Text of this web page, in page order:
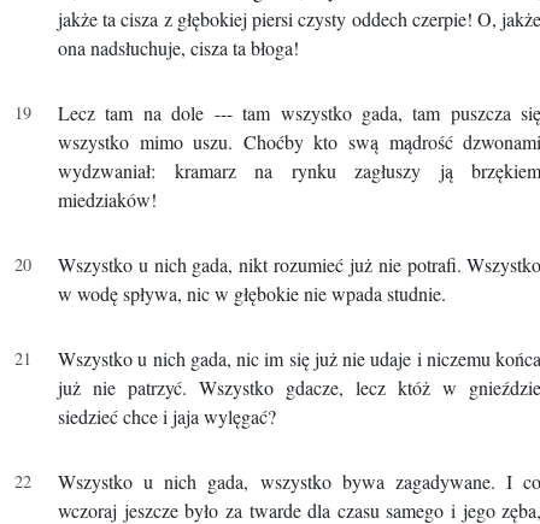
jakże ta cisza z głębokiej piersi czysty oddech czerpie! O,
ona nadsłuchuje, cisza ta błoga!
Lecz tam na dole --- tam wszystko gada, tam puszcza
wszystko mimo uszu. Choćby kto swą mądrość
wydzwaniał: kramarz na rynku zagłuszy ją
miedziaków!
Wszystko u nich gada, nikt rozumieć już nie potrafi.
w wodę spływa, nic w głębokie nie wpada studnie.
Wszystko u nich gada, nic im się już nie udaje i niczemu
już nie patrzyć. Wszystko gdacze, lecz któż w
siedzieć chce i jaja wylęgać?
Wszystko u nich gada, wszystko bywa zagadywane. I
wczoraj jeszcze było za twarde dla czasu samego i jego